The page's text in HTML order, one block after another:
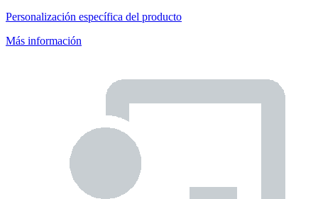
Personalización específica del producto
Más información